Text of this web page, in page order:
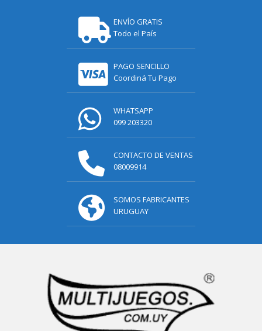
ENVÍO GRATIS
Todo el País
PAGO SENCILLO
Coordiná Tu Pago
WHATSAPP
099 203320
CONTACTO DE VENTAS
08009914
SOMOS FABRICANTES
URUGUAY